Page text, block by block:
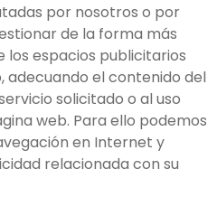
por nosotros o por
de la forma más
espacios publicitarios
adecuando el contenido del
solicitado o al uso
web. Para ello podemos
en Internet y
relacionada con su